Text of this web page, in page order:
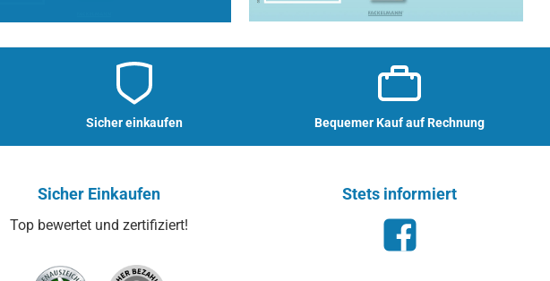
Sicher einkaufen Bequemer Kauf auf Rechnung
Sicher Einkaufen
Top bewertet und zertifiziert!
Stets informiert
Facebook